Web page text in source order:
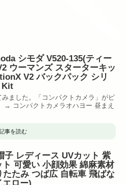
シモダ V520-135(ティー
ウーマンズ スターターキッ
V2 バックパック シリ
Kit
ました。「コンパクトカメラ」がピ
→ コンパクトカメラオハヨー 昼まえ
事を読む
子 レディース UVカット 紫
可愛い 小顔効果 綿麻素材
たみ つば広 自転車 飛ばな